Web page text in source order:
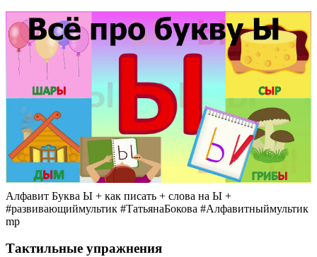
Алфавит Буква Ы + как писать + слова на Ы +
#развивающиймультик #ТатьянаБокова #Алфавитныймультик
mp
Тактильные упражнения